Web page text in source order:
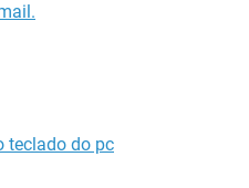
teclado do pc